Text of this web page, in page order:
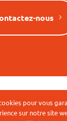
nous
pour vous
sur notre site